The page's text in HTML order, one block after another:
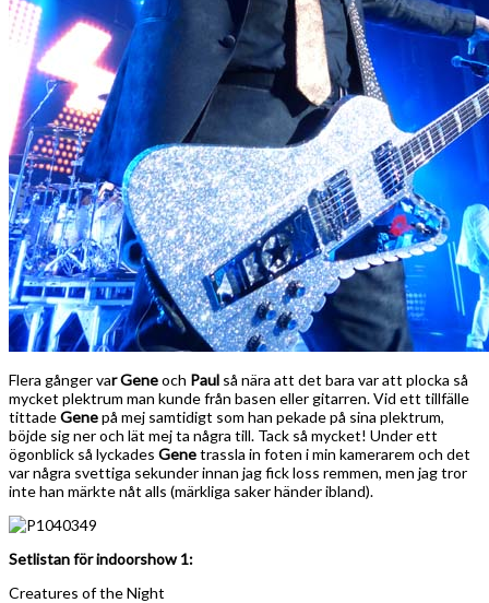
Flera gånger var Geneoch Paul så nära att det bara var att plocka så
mycket plektrum man kunde från basen eller gitarren. Vid ett tillfälle
tittadeGenepå mej samtidigt som han pekade på sina plektrum,
böjde sig ner och lät mej ta några till. Tack så mycket! Under ett
ögonblick så lyckades Genetrassla in foten i min kamerarem och det
var några svettiga sekunder innan jag fick loss remmen, men jag tror
inte han märkte nåt alls (märkliga saker händer ibland).
Setlistan för indoorshow 1:
Creatures of the Night